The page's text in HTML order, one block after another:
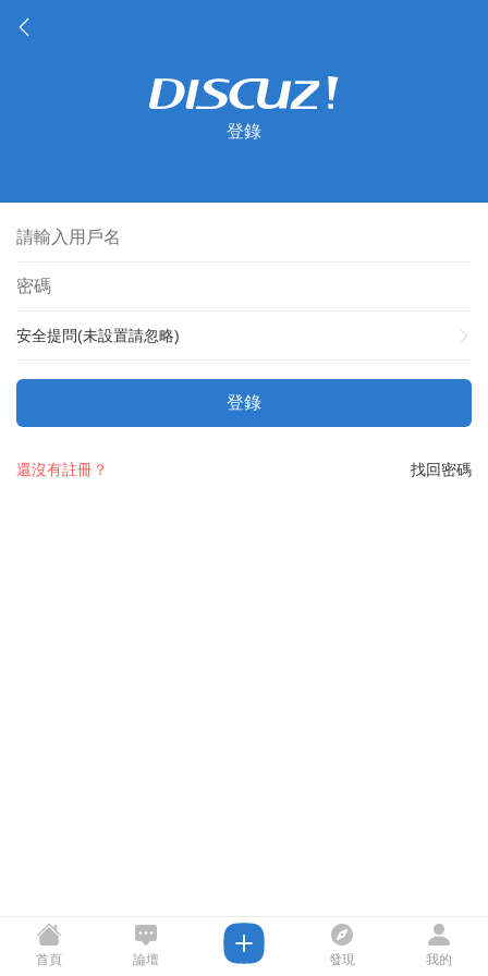
登錄
安全提問(未設置請忽略)
登錄
找回密碼
還沒有註冊？
首頁 論壇 發現 我的